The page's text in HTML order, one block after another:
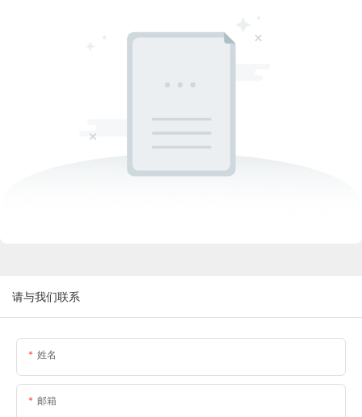
请与我们联系
姓名
邮箱